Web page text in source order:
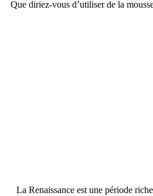
Que diriez-vous d’utiliser de la
La Renaissance est une période